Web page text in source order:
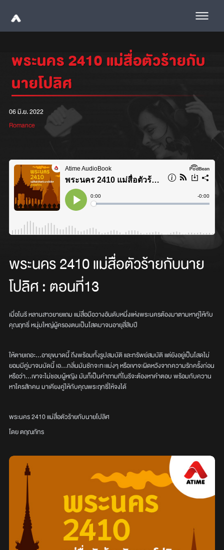
พระนคร 2410 แม่สื่อตัวร้ายกับ
นายโปลิศ
06 มิ.ย. 2022
Romance
พระนคร 2410 แม่สื่อตัวร้ายกับนาย
โปลิศ:ตอนที่13
เมื่อโนรี หลานสาวยายแถม แม่สื่อมือวางอันดับหนึ่งแห่งพระนครต้องมาตามหาคู่ให้กับ
คุณฤทธิ์ หนุ่มใหญ่ผู้ครองตนเป็นโสดมาจนอายุสี่สิบปี
ให้ตายเถอะ…อายุขนาดนี้ ถึงพร้อมทั้งรูปสมบัติ และทรัพย์สมบัติ แต่ยังอยู่เป็นโสดไม่
ยอมมีคู่มาจนบัดนี้ เอ…กลิ่นมันชักจะทะแม่งๆ หรือเขาจะผิดหวังจากความรักครั้งก่อน
หรือว่า…เขาจะไม่ชอบผู้หญิง มันก็เป็นคำถามที่โนรีจะต้องหาคำตอบ พร้อมกับควาน
หาใครสักคน มาเคียงคู่ให้กับคุณพระฤทธิ์ให้จงได้
พระนคร 2410 แม่สื่อตัวร้ายกับนายโปลิศ
โดย ตฤณภัทร